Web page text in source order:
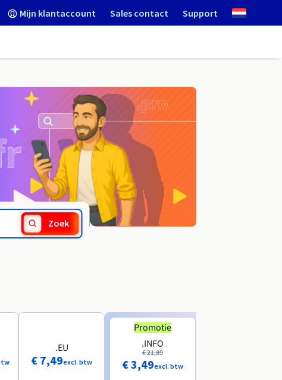
Mijn klantaccount Sales contact Support
Zoek
.EU
€ 7,49excl. btw
Promotie
.INFO
€ 21,89
€ 3,49excl. btw